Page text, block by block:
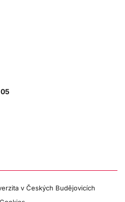
v Českých Budějovicích